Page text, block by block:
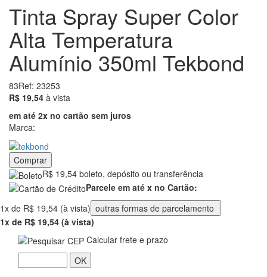
Tinta Spray Super Color
Alta Temperatura
Alumínio 350ml Tekbond
83Ref: 23253
19.54
R$ 19,54 à vista
em até 2x no cartão sem juros
Marca:
Comprar
R$ 19,54 boleto, depósito ou transferência
Parcele em até x no Cartão:
1x de R$ 19,54 (à vista) outras formas de parcelamento
1x de R$ 19,54 (à vista)
Calcular frete e prazo
OK